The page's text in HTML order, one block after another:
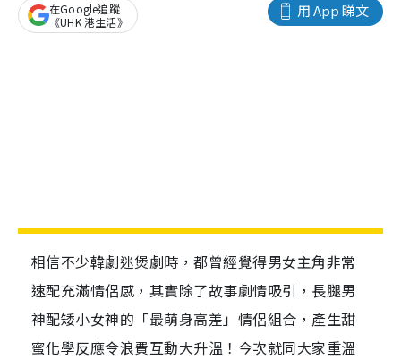
用 App 睇文
在Google追蹤
《UHK 港生活》
相信不少韓劇迷煲劇時，都曾經覺得男女主角非常
速配充滿情侶感，其實除了故事劇情吸引，長腿男
神配矮小女神的「最萌身高差」情侶組合，產生甜
蜜化學反應令浪費互動大升溫！今次就同大家重溫